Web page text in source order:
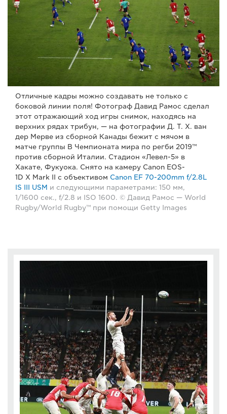
Отличные кадры можно создавать не только с
боковой линии поля! Фотограф Давид Рамос сделал
этот отражающий ход игры снимок, находясь на
верхних рядах трибун, — на фотографии Д. Т. Х. ван
дер Мерве из сборной Канады бежит с мячом в
матче группы B Чемпионата мира по регби 2019™
против сборной Италии. Стадион «Левел-5» в
Хакате, Фукуока. Снято на камеру Canon EOS-
1D X Mark II с объективом Canon EF 70-200mm f/2.8L
IS III USM и следующими параметрами: 150 мм,
1/1600 сек., f/2.8 и ISO 1600. © Давид Рамос — World
Rugby/World Rugby™ при помощи Getty Images